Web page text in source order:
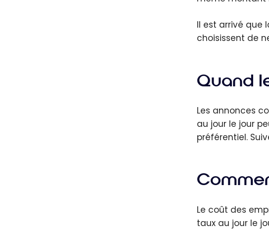
Il est arrivé que
choisissent de
Quand
Les annonces
au jour le jour
préférentiel.
Le coût des
taux au jour le